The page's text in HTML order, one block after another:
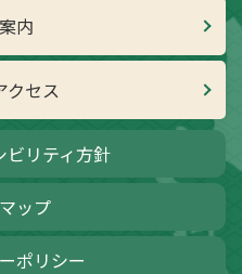
内
クセス
ビリティ方針
ップ
ポリシー